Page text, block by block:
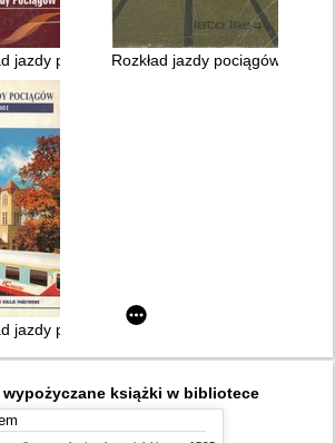
jazdy pociągów ważny 10.XII.2006 -
Rozkład jazdy pociągów PKP
jazdy pociągów ważny 28.V.2000 -
wypożyczane książki w bibliotece